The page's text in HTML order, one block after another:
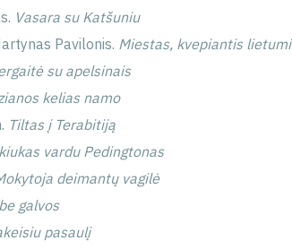
Vasara su Katšuniu
Pavilonis. Miestas, kvepiantis lietumi
su apelsinais
kelias namo
Tiltas į Terabitiją
vardu Pedingtonas
deimantų vagilė
galvos
pasaulį